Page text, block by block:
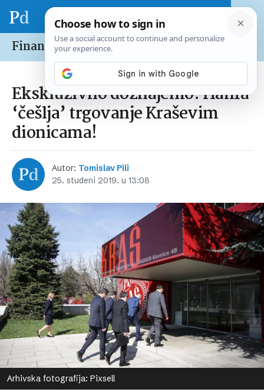
Financije /Tržišta
Ekskluzivno doznajemo: Hanfa
‘češlja’ trgovanje Kraševim
dionicama!
Autor: Tomislav Pili
25. studeni 2019. u 13:08
Arhivska fotografija: Pixsell